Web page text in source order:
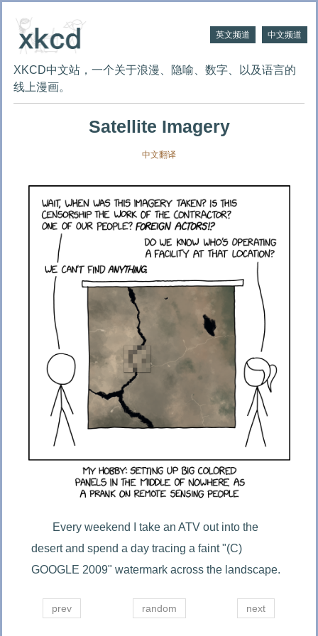
英文频道 中文频道
XKCD中文站，一个关于浪漫、隐喻、数字、以及语言的
线上漫画。
Satellite Imagery
中文翻译
Every weekend I take an ATV out into the
desert and spend a day tracing a faint "(C)
GOOGLE 2009" watermark across the landscape.
prev next
random